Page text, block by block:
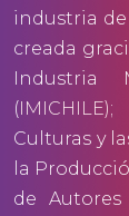
industria
creada
Industria
(IMICHILE);
Culturas y
la
de